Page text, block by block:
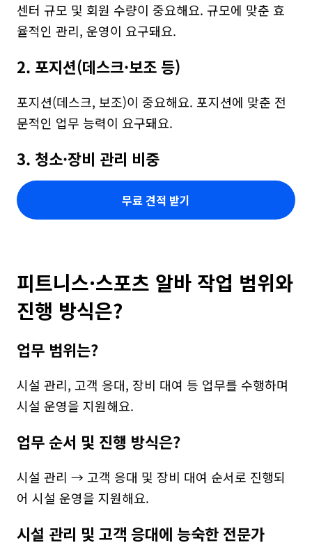
센터 규모 및 회원 수량이 중요해요. 규모에 맞춘 효
율적인 관리, 운영이 요구돼요.
2. 포지션(데스크·보조 등)
포지션(데스크, 보조)이 중요해요. 포지션에 맞춘 전
문적인 업무 능력이 요구돼요.
3. 청소·장비 관리 비중
무료 견적 받기
피트니스·스포츠 알바 작업 범위와
진행 방식은?
업무 범위는?
시설 관리, 고객 응대, 장비 대여 등 업무를 수행하며
시설 운영을 지원해요.
업무 순서 및 진행 방식은?
시설 관리 → 고객 응대 및 장비 대여 순서로 진행되
어 시설 운영을 지원해요.
시설 관리 및 고객 응대에 능숙한 전문가